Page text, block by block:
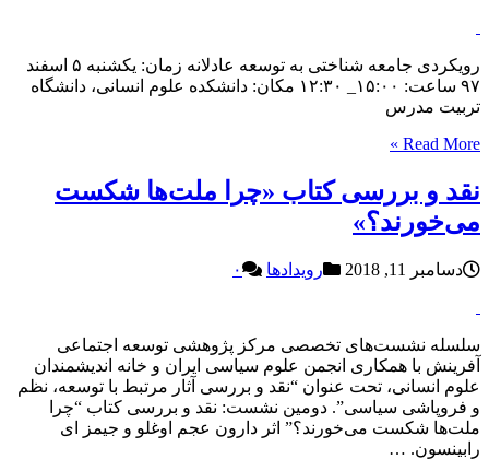
رویکردی جامعه شناختی به توسعه عادلانه زمان: یکشنبه ۵ اسفند
٩٧ ساعت: ۱۵:۰۰_ ۱٢:٣۰ مکان: دانشکده علوم انسانی، دانشگاه
تربیت مدرس
Read More »
نقد و بررسی کتاب «چرا ملت‌ها شکست
می‌خورند؟»
دسامبر 11, 2018 رویدادها ۰
سلسله نشست‌های تخصصی مرکز پژوهشی توسعه اجتماعی
آفرینش با همکاری انجمن علوم سیاسی ایران و خانه اندیشمندان
علوم انسانی، تحت عنوان “نقد و بررسی آثار مرتبط با توسعه، نظم
و فروپاشی سیاسی”. دومین نشست: نقد و بررسی کتاب “چرا
ملت‌ها شکست می‌خورند؟” اثر دارون عجم اوغلو و جیمز ای
رابینسون. …